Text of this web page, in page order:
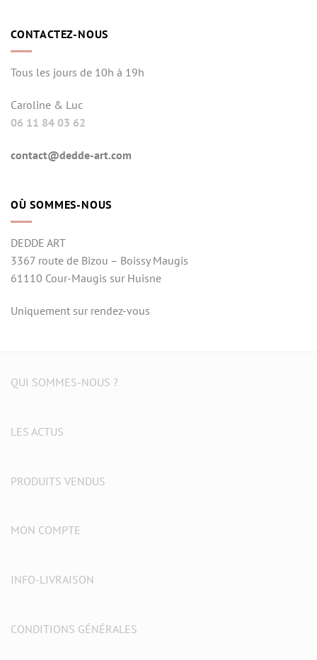
CONTACTEZ-NOUS
Tous les jours de 10h à 19h
Caroline & Luc
06 11 84 03 62
contact@dedde-art.com
OÙ SOMMES-NOUS
DEDDE ART
3367 route de Bizou – Boissy Maugis
61110 Cour-Maugis sur Huisne
Uniquement sur rendez-vous
QUI SOMMES-NOUS ?
LES ACTUS
PRODUITS VENDUS
MON COMPTE
INFO-LIVRAISON
CONDITIONS GÉNÉRALES